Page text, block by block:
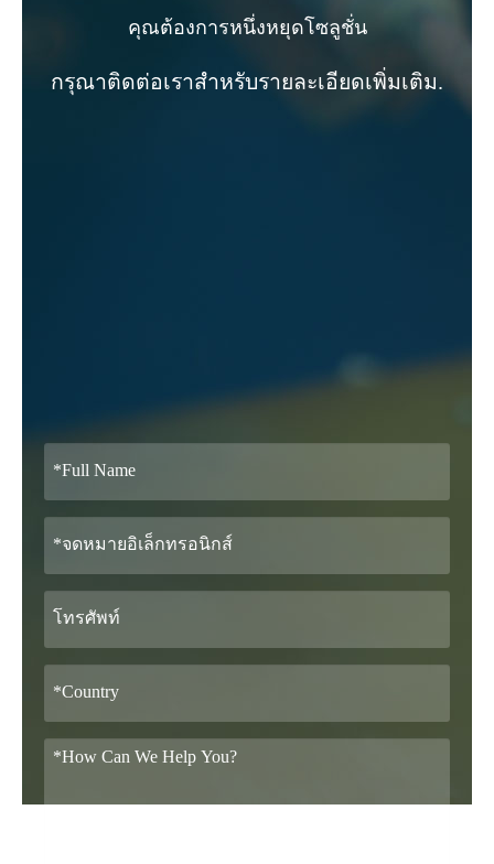
คุณต้องการหนึ่งหยุดโซลูชั่น
กรุณาติดต่อเราสําหรับรายละเอียดเพิ่มเติม.